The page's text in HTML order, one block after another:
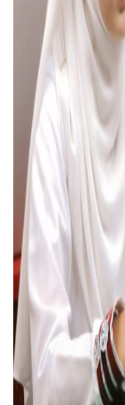
আ.লীগ ও জাপার
ভারতে ভয়াবহ